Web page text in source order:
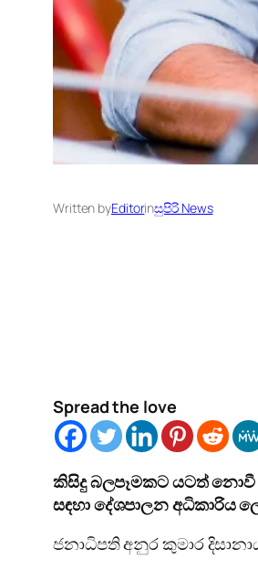
Written byEditorinසුපිරි News
Spread the love
කිසිදු බලපෑමකට යටත් නොවී
සඳහා දේශපාලන අධිකාරිය
ජනාධිපති අනුර කුමාර